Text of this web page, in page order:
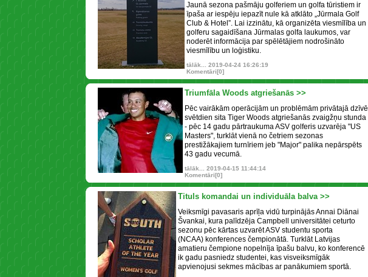
Jaunā sezona pašmāju golferiem un golfa tūristiem ir
īpaša ar iespēju iepazīt nule kā atklāto „Jūrmala Golf
Club & Hotel”. Lai izzinātu, kā organizēta viesmīlība un
golferu sagaidīšana Jūrmalas golfa laukumos, var
noderēt informācija par spēlētājiem nodrošināto
viesmīlību un loģistiku.
tālāk...
2019-04-24 16:26:19
Komentāri[0]
Triumfāla Woods atgriešanās >>
Pēc vairākām operācijām un problēmām privātajā dzīvē
svētdien sita Tiger Woods atgriešanās zvaigžņu stunda
- pēc 14 gadu pārtraukuma ASV golferis uzvarēja "US
Masters", turklāt vienā no četriem sezonas
prestižākajiem turnīriem jeb "Major" palika nepārspēts
43 gadu vecumā.
tālāk...
2019-04-15 11:44:14
Komentāri[0]
Tituls komandai un individuāla balva >>
Veiksmīgi pavasaris aprīļa vidū turpinājās Annai Diānai
Švankai, kura palīdzēja Campbell universitātei ceturto
sezonu pēc kārtas uzvarēt ASV studentu sporta
(NCAA) konferences čempionātā. Turklāt Latvijas
amatieru čempione nopelnīja īpašu balvu, ko konferencē
ik gadu pasniedz studentei, kas visveiksmīgāk
apvienojusi sekmes mācības ar panākumiem sportā.